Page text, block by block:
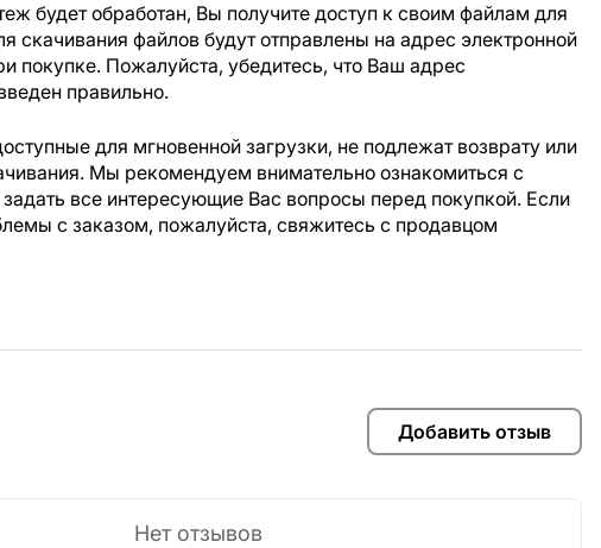
будет обработан, Вы получите доступ к своим файлам для
скачивания файлов будут отправлены на адрес электронной
покупке. Пожалуйста, убедитесь, что Ваш адрес
правильно.
для мгновенной загрузки, не подлежат возврату или
Мы рекомендуем внимательно ознакомиться с
все интересующие Вас вопросы перед покупкой. Если
с заказом, пожалуйста, свяжитесь с продавцом
Добавить отзыв
Нет отзывов